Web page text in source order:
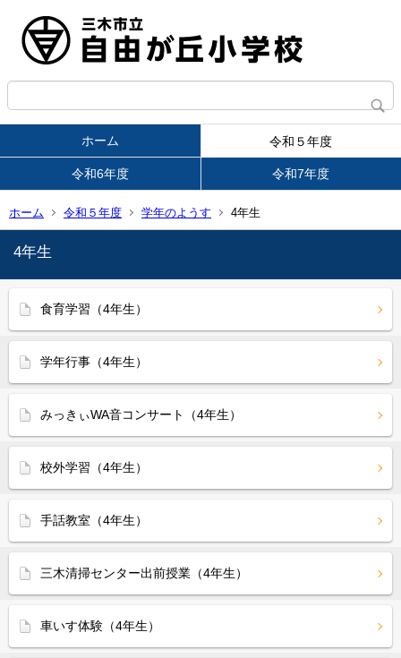
ホーム 令和５年度
令和6年度 令和7年度
ホーム 令和５年度 学年のようす 4年生
4年生
食育学習（4年生）
学年行事（4年生）
みっきぃWA音コンサート（4年生）
校外学習（4年生）
手話教室（4年生）
三木清掃センター出前授業（4年生）
車いす体験（4年生）